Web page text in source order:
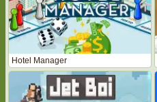
Hotel Manager